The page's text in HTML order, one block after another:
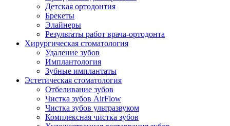
Детская ортодонтия
Брекеты
Элайнеры
Результаты работ врача-ортодонта
Хирургическая стоматология
Удаление зубов
Имплантология
Зубные имплантаты
Эстетическая стоматология
Отбеливание зубов
Чистка зубов AirFlow
Чистка зубов ультразвуком
Комплексная чистка зубов